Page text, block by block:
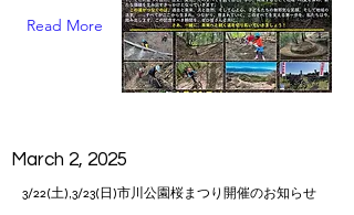
Read More
March 2, 2025
3/22(土),3/23(日)市川公園桜まつり開催のお知らせ